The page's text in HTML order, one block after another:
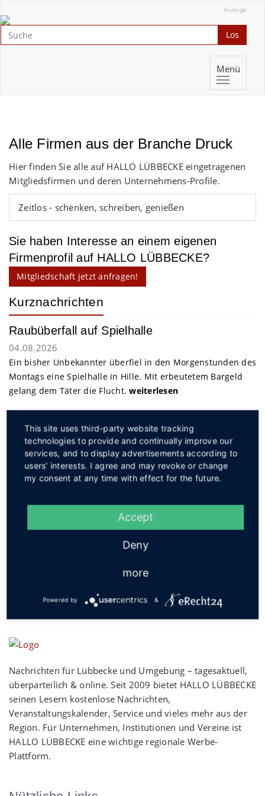
Anzeige
Los
Menü
Alle Firmen aus der Branche Druck
Hier finden Sie alle auf HALLO LÜBBECKE eingetragenen
Mitgliedsfirmen und deren Unternehmens-Profile.
Zeitlos - schenken, schreiben, genießen
Sie haben Interesse an einem eigenen
Firmenprofil auf HALLO LÜBBECKE?
Mitgliedschaft jetzt anfragen!
Kurznachrichten
Raubüberfall auf Spielhalle
04.08.2026
Ein bisher Unbekannter überfiel in den Morgenstunden des
Montags eine Spielhalle in Hille. Mit erbeutetem Bargeld
gelang dem Täter die Flucht.weiterlesen
Service
Nachrichten für Lübbecke und Umgebung – tagesaktuell,
überparteilich & online. Seit 2009 bietet HALLO LÜBBECKE
seinen Lesern kostenlose Nachrichten,
Veranstaltungskalender, Service und vieles mehr aus der
Region. Für Unternehmen, Institutionen und Vereine ist
HALLO LÜBBECKE eine wichtige regionale Werbe-
Plattform.
This site uses third-party website tracking
technologies to provide and continually improve our
services, and to display advertisements according to
users' interests. I agree and may revoke or change
my consent at any time with effect for the future.
Accept
Deny
more
Powered by &